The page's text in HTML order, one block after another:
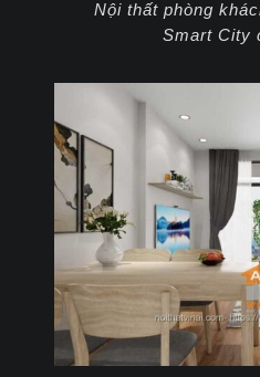
Nội thất phòng
Smart City